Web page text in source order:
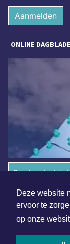
Deze website
ervoor te
op onze
Aanmelden
ONLINE
Overige
Algemene
Disclaimer